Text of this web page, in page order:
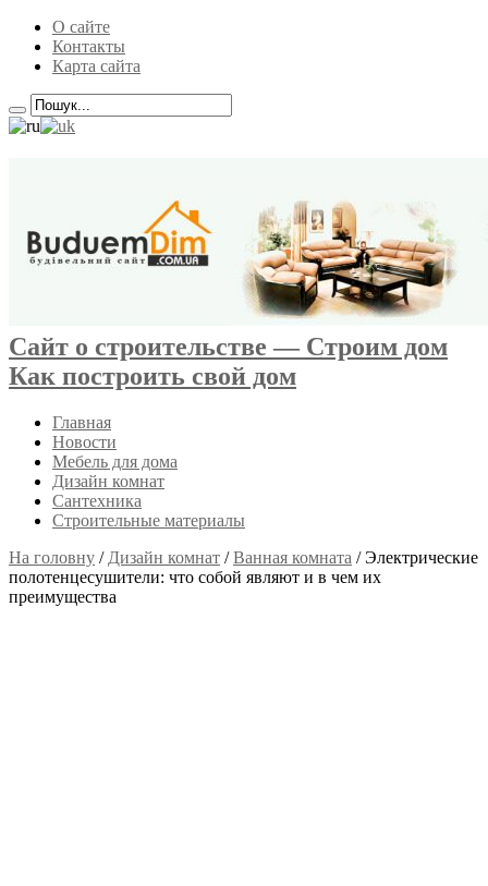
О сайте
Контакты
Карта сайта
Сайт о строительстве — Строим дом
Как построить свой дом
Главная
Новости
Мебель для дома
Дизайн комнат
Сантехника
Строительные материалы
На головну / Дизайн комнат /Ванная комната /Электрические
полотенцесушители: что собой являют и в чем их
преимущества